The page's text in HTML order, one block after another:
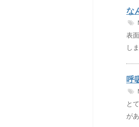
な
表
し
呼
と
が